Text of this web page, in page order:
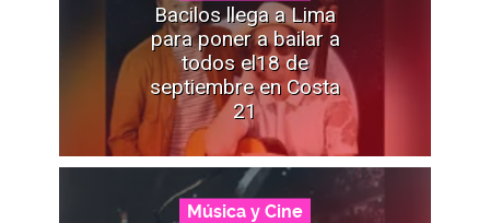
Bacilos llega a Lima
para poner a bailar a
todos el18 de
septiembre en Costa
21
Música y Cine